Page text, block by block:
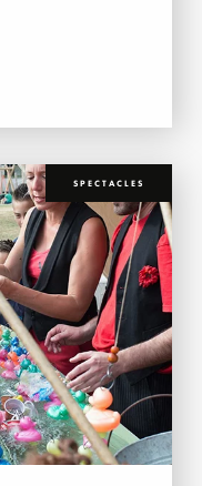
SPECTACLES